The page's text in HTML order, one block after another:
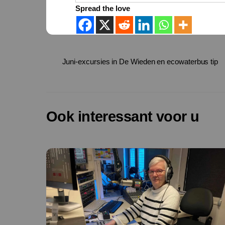
Spread the love
Juni-excursies in De Wieden en ecowaterbus tip
Ook interessant voor u